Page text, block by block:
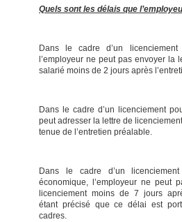
Quels sont les délais que
Dans le cadre d’un
l’employeur ne peut pas envoyer la
salarié moins de 2 jours après
Dans le cadre d’un licenciement
peut adresser la lettre de
tenue de l’entretien préalable.
Dans le cadre d’un
économique, l’employeur ne peut
licenciement moins de 7 jours
étant précisé que ce délai est
cadres.